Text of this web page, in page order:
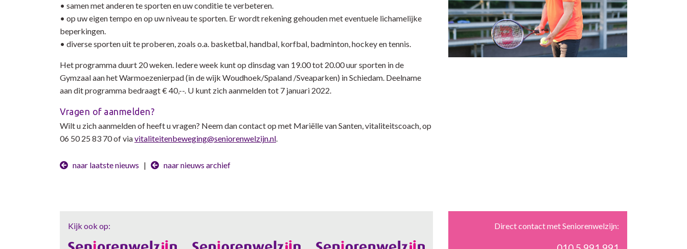
• samen met anderen te sporten en uw conditie te verbeteren.
• op uw eigen tempo en op uw niveau te sporten. Er wordt rekening gehouden met eventuele lichamelijke
beperkingen.
• diverse sporten uit te proberen, zoals o.a. basketbal, handbal, korfbal, badminton, hockey en tennis.
Het programma duurt 20 weken. Iedere week kunt op dinsdag van 19.00 tot 20.00 uur sporten in de
Gymzaal aan het Warmoezenierpad (in de wijk Woudhoek/Spaland /Sveaparken) in Schiedam. Deelname
aan dit programma bedraagt € 40,--. U kunt zich aanmelden tot 7 januari 2022.
Vragen of aanmelden?
Wilt u zich aanmelden of heeft u vragen? Neem dan contact op met Mariëlle van Santen, vitaliteitscoach, op
06 50 25 83 70 of viavitaliteitenbeweging@seniorenwelzijn.nl.
naar laatste nieuws | naar nieuws archief
Kijk ook op: Direct contact met Seniorenwelzijn: